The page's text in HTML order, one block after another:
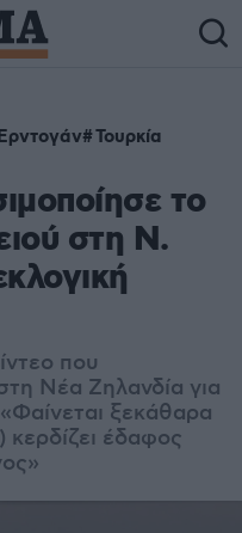
Τουρκία
το
στη Ν.
που
Νέα Ζηλανδία για
ξεκάθαρα
κερδίζει έδαφος